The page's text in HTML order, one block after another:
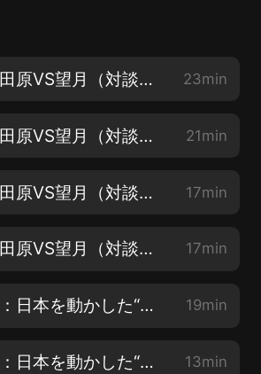
【無料配信】田原VS望月（対談１）：官房長官記者會見のウラ側 23min
【無料配信】田原VS望月（対談２）：メスを入れろ！ーー馴れ合い「記者クラブ」の実態 21min
【無料配信】田原VS望月（対談３）：「令和」の幕開けと日本のジャーナリズム 17min
【無料配信】田原VS望月（対談４）：「ポスト安倍」と「令和おじさん」待望論の行方 17min
チャプター１：日本を動かした“怪物”たち（その１） 19min
チャプター１：日本を動かした“怪物”たち（その２） 13min